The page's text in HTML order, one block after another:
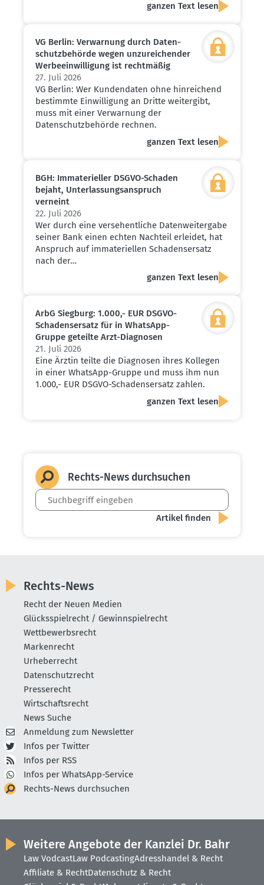
ganzen Text lesen
VG Berlin: Verwarnung durch Daten­
schutz­be­hörde wegen unzurei­chender
Werbe­ein­wil­ligung ist recht­mäßig
27. Juli 2026
VG Berlin: Wer Kundendaten ohne hinreichend
bestimmte Einwilligung an Dritte weitergibt,
muss mit einer Verwarnung der
Datenschutzbehörde rechnen.
ganzen Text lesen
BGH: Immate­ri­eller DSGVO-Schaden
bejaht, Unter­las­sungs­an­spruch
verneint
22. Juli 2026
Wer durch eine versehentliche Datenweitergabe
seiner Bank einen echten Nachteil erleidet, hat
Anspruch auf immateriellen Schadensersatz
nach der…
ganzen Text lesen
ArbG Siegburg: 1.000,- EUR DSGVO-
Schadens­ersatz für in WhatsApp-
Gruppe geteilte Arzt-Diagnosen
21. Juli 2026
Eine Ärztin teilte die Diagnosen ihres Kollegen
in einer WhatsApp-Gruppe und muss ihm nun
1.000,- EUR DSGVO-Schadensersatz zahlen.
ganzen Text lesen
Rechts-News durch­suchen
Rechts-News
Recht der Neuen Medien
Glücksspielrecht / Gewinnspielrecht
Wettbewerbsrecht
Markenrecht
Urheberrecht
Datenschutzrecht
Presserecht
Wirtschaftsrecht
News Suche
Anmeldung zum Newsletter
Infos per Twitter
Infos per RSS
Infos per WhatsApp-Service
Rechts-News durchsuchen
Weitere Angebote der Kanzlei Dr. Bahr
Law VodcastLaw PodcastingAdresshandel & Recht
Affiliate & RechtDatenschutz & Recht